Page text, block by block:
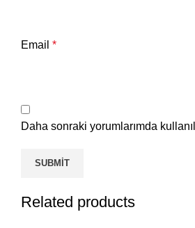
Email *
Daha sonraki yorumlarımda
Related products